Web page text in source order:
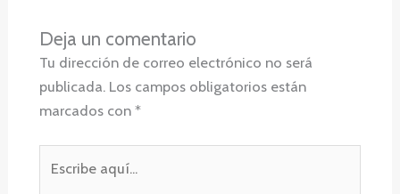
Deja un comentario
Tu dirección de correo electrónico no será
publicada. Los campos obligatorios están
marcados con *
aquí...